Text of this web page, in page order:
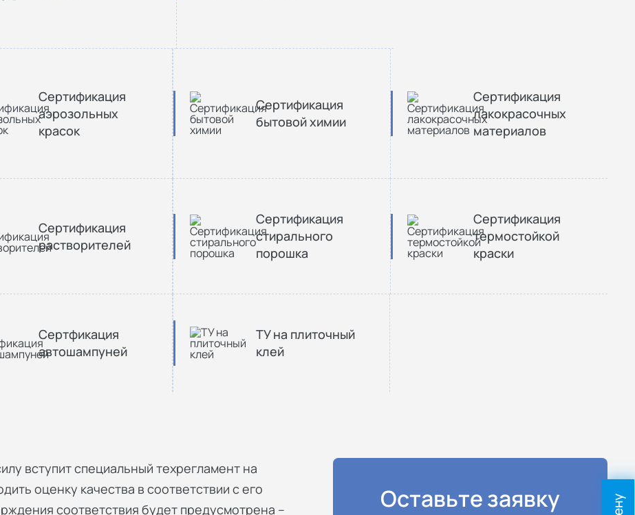
Сертификация
аэрозольных
красок
Сертификация
бытовой химии
Сертификация
лакокрасочных
материалов
Сертификация
растворителей
Сертификация
стирального
порошка
Сертификация
термостойкой
краски
Сертфикация
автошампуней
ТУ на плиточный
клей
вступит специальный техрегламент на
оценку качества в соответствии с его
соответствия будет предусмотрена –
Оставьте заявку